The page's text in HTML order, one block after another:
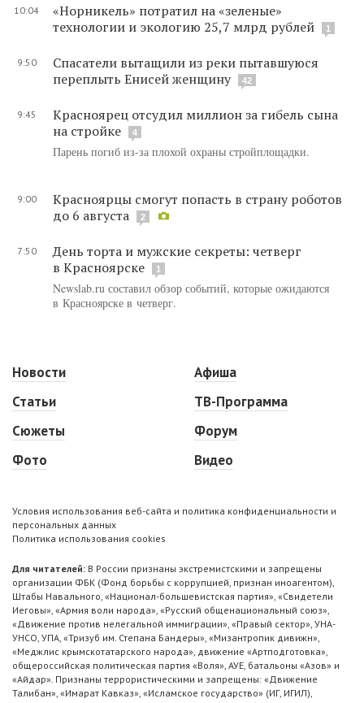
10:04
«Норникель» потратил на «зеленые»
технологии и экологию 25,7 млрд рублей
1
9:50
Спасатели вытащили из реки пытавшуюся
переплыть Енисей женщину
42
9:45
Красноярец отсудил миллион за гибель сына
на стройке
4
Парень погиб из-за плохой охраны стройплощадки.
9:00
Красноярцы смогут попасть в страну роботов
до 6 августа
2
7:50
День торта и мужские секреты: четверг
в Красноярске
1
Newslab.ru составил обзор событий, которые ожидаются
в Красноярске в четверг.
Новости
Статьи
Сюжеты
Фото
Афиша
ТВ-Программа
Форум
Видео
Условия использования веб-сайта и политика конфиденциальности и
персональных данных
Политика использования cookies
Для читателей: В России признаны экстремистскими и запрещены
организации ФБК (Фонд борьбы с коррупцией, признан иноагентом),
Штабы Навального, «Национал-большевистская партия», «Свидетели
Иеговы», «Армия воли народа», «Русский общенациональный союз»,
«Движение против нелегальной иммиграции», «Правый сектор», УНА-
УНСО, УПА, «Тризуб им. Степана Бандеры», «Мизантропик дивижн»,
«Меджлис крымскотатарского народа», движение «Артподготовка»,
общероссийская политическая партия «Воля», АУЕ, батальоны «Азов» и
«Айдар». Признаны террористическими и запрещены: «Движение
Талибан», «Имарат Кавказ», «Исламское государство» (ИГ, ИГИЛ),